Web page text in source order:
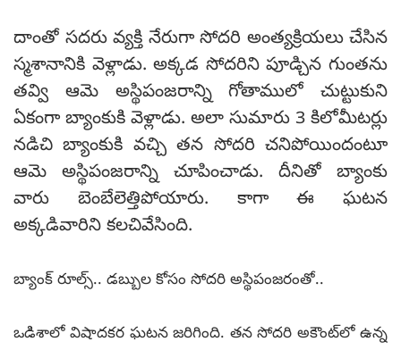
దాంతో సదరు వ్యక్తి నేరుగా సోదరి అంత్యక్రియలు చేసిన
స్మశానానికి వెళ్లాడు. అక్కడ సోదరిని పూడ్చిన గుంతను
తవ్వి ఆమె అస్థిపంజరాన్ని గోతాములో చుట్టుకుని
ఏకంగా బ్యాంకుకి వెళ్లాడు. అలా సుమారు 3 కిలోమీటర్లు
నడిచి బ్యాంకుకి వచ్చి తన సోదరి చనిపోయిందంటూ
ఆమె అస్థిపంజరాన్ని చూపించాడు. దీనితో బ్యాంకు
వారు బెంబేలెత్తిపోయారు. కాగా ఈ ఘటన
అక్కడివారిని కలచివేసింది.
బ్యాంక్ రూల్స్.. డబ్బుల కోసం సోదరి అస్థిపంజరంతో..
ఒడిశాలో విషాదకర ఘటన జరిగింది. తన సోదరి అకౌంట్‌లో ఉన్న